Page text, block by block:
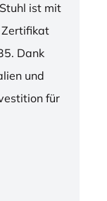
ist mit
Zertifikat
Dank
und
für